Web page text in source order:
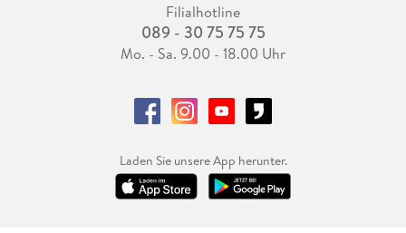
Filialhotline
089 - 30 75 75 75
Mo. - Sa. 9.00 - 18.00 Uhr
Laden Sie unsere App herunter.